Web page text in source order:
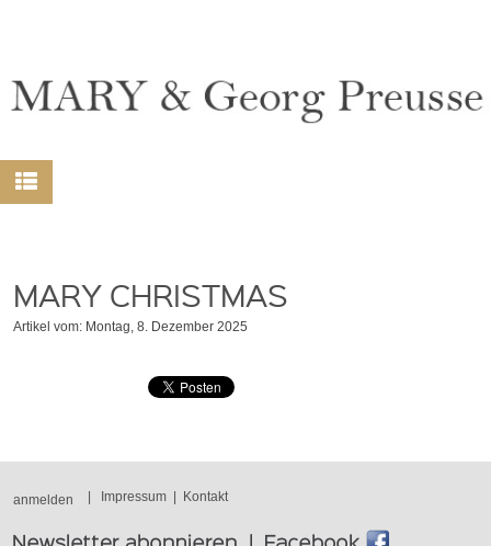
MARY CHRISTMAS
Artikel vom: Montag, 8. Dezember 2025
anmelden Impressum Kontakt